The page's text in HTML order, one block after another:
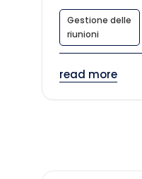
Gestione delle
riunioni
read more